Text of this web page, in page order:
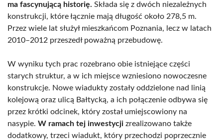
ma fascynującą historię. Składa się z dwóch niezależnych
konstrukcji, które łącznie mają długość około 278,5 m.
Przez wiele lat służył mieszkańcom Poznania, lecz w latach
2010–2012 przeszedł poważną przebudowę.
W wyniku tych prac rozebrano obie istniejące części
starych struktur, a w ich miejsce wzniesiono nowoczesne
konstrukcje. Nowe wiadukty zostały oddzielone nad linią
kolejową oraz ulicą Bałtycką, a ich połączenie odbywa się
przez krótki odcinek, który został umiejscowiony na
nasypie. W ramach tej inwestycji zrealizowano także
dodatkowy, trzeci wiadukt, który przechodzi poprzecznie